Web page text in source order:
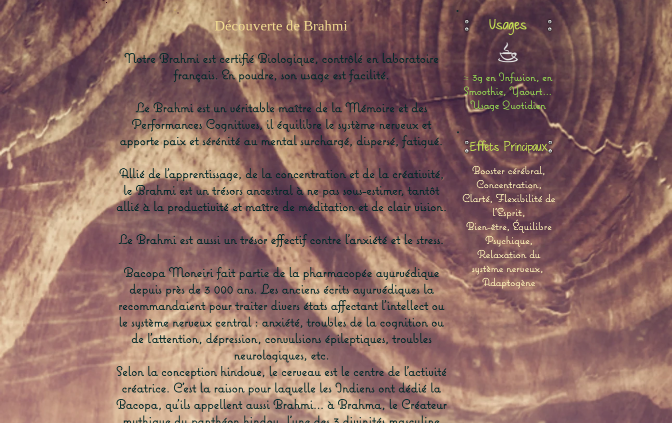
Découverte de Brahmi
Notre Brahmi est certifié Biologique, contrôlé en laboratoire
français. En poudre, son usage est facilité.
Le Brahmi est un véritable maître de la Mémoire et des
Performances Cognitives, il équilibre le système nerveux et
apporte paix et sérénité au mental surchargé, dispersé, fatigué.
Allié de l'apprentissage, de la concentration et de la créativité,
le Brahmi est un trésors ancestral à ne pas sous-estimer, tantôt
allié à la productivité et maître de méditation et de clair vision.
Le Brahmi est aussi un trésor effectif contre l'anxiété et le stress.
Bacopa Moneiri fait partie de la pharmacopée ayurvédique
depuis près de 3 000 ans. Les anciens écrits ayurvédiques la
recommandaient pour traiter divers états affectant l'intellect ou
le système nerveux central : anxiété, troubles de la cognition ou
de l'attention, dépression, convulsions épileptiques, troubles
neurologiques, etc.
Selon la conception hindoue, le cerveau est le centre de l’activité
créatrice. C’est la raison pour laquelle les Indiens ont dédié la
Bacopa, qu’ils appellent aussi Brahmi... à Brahma, le Créateur
Usages
≈ 3g en Infusion, en
Smoothie, Yaourt...
Usage Quotidien
Effets Principaux
Booster cérébral,
Concentration,
Clarté, Flexibilité de
l'Esprit,
Bien-être, Équilibre
Psychique,
Relaxation du
système nerveux,
Adaptogène